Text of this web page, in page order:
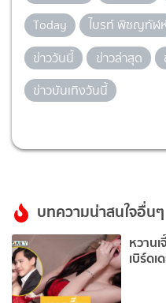
Today
ไบรท์ พิชญทัฬ
ข่าววันนี้
ข่าวล่าสุด
ข่าวบันเทิงวันนี้
บทความน่าสนใจอื่นๆ
หวาน
เบิร์ด